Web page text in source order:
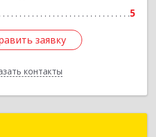
5
заявку
контакты
заявку
Назад